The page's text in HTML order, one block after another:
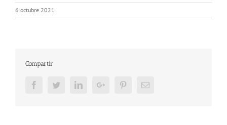
6 octubre 2021
Compartir
FacebookTwitterLinkedInGoogle+ PinterestEmail